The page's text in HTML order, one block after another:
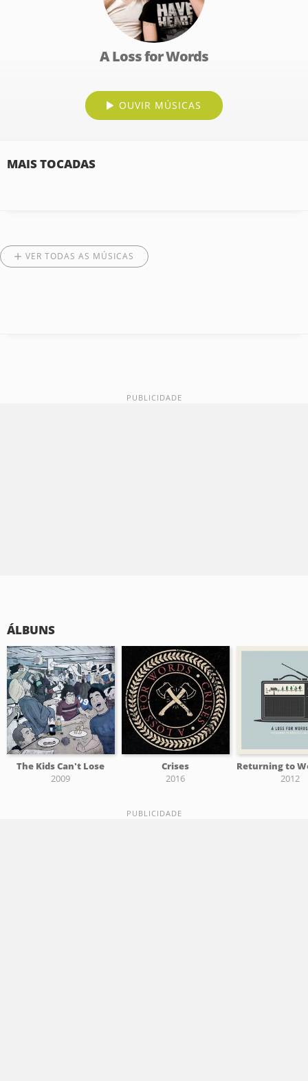
A Loss for Words
OUVIR MÚSICAS
MAIS TOCADAS
VER TODAS AS MÚSICAS
ÁLBUNS
The Kids Can't Lose
2009
Crises
2016
2012